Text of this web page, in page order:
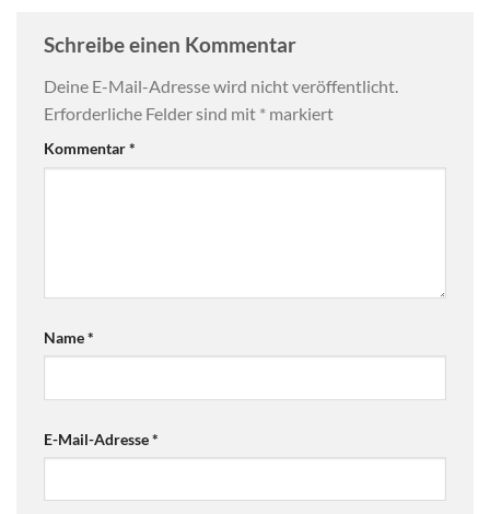
Schreibe einen Kommentar
Deine E-Mail-Adresse wird nicht veröffentlicht.
Erforderliche Felder sind mit * markiert
Kommentar*
Name*
E-Mail-Adresse*